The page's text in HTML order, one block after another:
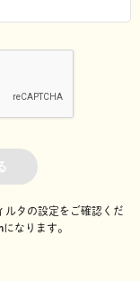
ルタの設定をご確認くだ
になります。